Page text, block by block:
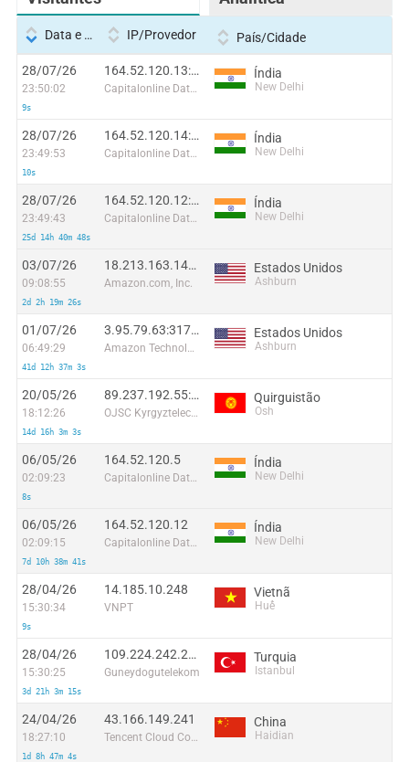
Data e hora IP/Provedor País/Cidade
28/07/26
23:50:02
9s
164.52.120.13:45394
Capitalonline Data Service (HK) Co
Índia
New Delhi
28/07/26
23:49:53
10s
164.52.120.14:8355
Capitalonline Data Service (HK) Co
Índia
New Delhi
28/07/26
23:49:43
25d 14h 40m 48s
164.52.120.12:32027
Capitalonline Data Service (HK) Co
Índia
New Delhi
03/07/26
09:08:55
2d 2h 19m 26s
18.213.163.146:31536
Amazon.com, Inc.
Estados Unidos
Ashburn
01/07/26
06:49:29
41d 12h 37m 3s
3.95.79.63:31733
Amazon Technologies Inc.
Estados Unidos
Ashburn
20/05/26
18:12:26
14d 16h 3m 3s
89.237.192.55:14549
OJSC Kyrgyztelecom
Quirguistão
Osh
06/05/26
02:09:23
8s
164.52.120.5
Capitalonline Data Service (HK) Co
Índia
New Delhi
06/05/26
02:09:15
7d 10h 38m 41s
164.52.120.12
Capitalonline Data Service (HK) Co
Índia
New Delhi
28/04/26
15:30:34
9s
14.185.10.248
VNPT
Vietnã
Huế
28/04/26
15:30:25
3d 21h 3m 15s
109.224.242.210
Guneydogutelekom
Turquia
Istanbul
24/04/26
18:27:10
1d 8h 47m 4s
43.166.149.241
Tencent Cloud Computing (Beijing) Co
China
Haidian